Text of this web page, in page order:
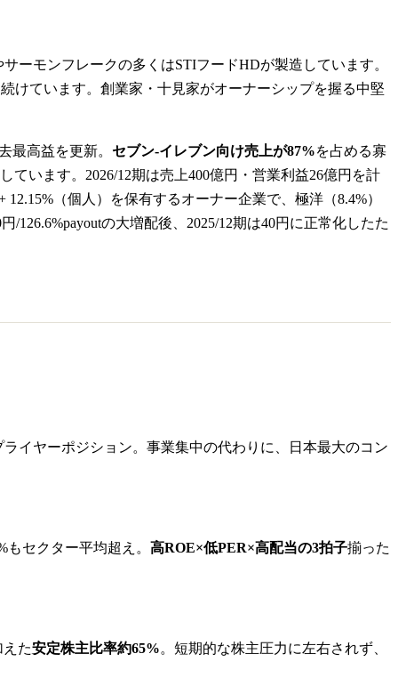
ーモンフレークの多くはSTIフードHDが製造しています。
けています。創業家・十見家がオーナーシップを握る中堅
最高益を更新。 セブン-イレブン向け売上が87%を占める寡
います。2026/12期は売上400億円・営業利益26億円を計
（個人）を保有するオーナー企業で、極洋（8.4%）
/126.6%payoutの大増配後、2025/12期は40円に正常化したた
ライヤーポジション。事業集中の代わりに、日本最大のコン
セクター平均超え。 高ROE×低PER×高配当の3拍子揃った
た安定株主比率約65%。短期的な株主圧力に左右されず、